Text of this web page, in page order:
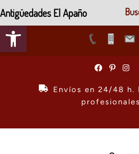
Abrir barra de herramientas
Envíos en 24/48 h.
profesionales
Antigüedades El Apaño